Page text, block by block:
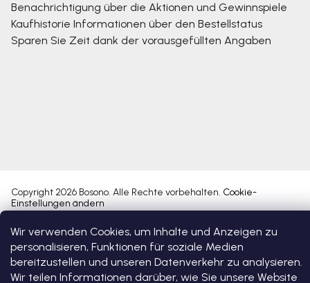
Wir verwenden Cookies, um Inhalte und Anzeigen zu
personalisieren, Funktionen für soziale Medien
bereitzustellen und unseren Datenverkehr zu analysieren.
Wir teilen Informationen darüber, wie Sie unsere Website
Benachrichtigung über die Aktionen und Gewinnspiele
Kaufhistorie Informationen über den Bestellstatus
Sparen Sie Zeit dank der vorausgefüllten Angaben
Erstellt von Shoptet Premium
Copyright 2026 Bosono. Alle Rechte vorbehalten. Cookie-
Einstellungen ändern